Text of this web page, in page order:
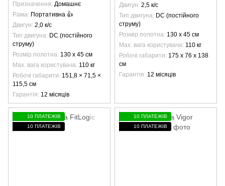
Призначення Домашнє
Рама Портативна 👍
Двигун 2,0 к/с
Тип двигуна DC (постійного
струму)
Розмір полотна 130 х 45 см
Max. вага користувача 110 кг
Робочі габарити 151,8 × 71,5 ×
115,5 см
Гарантія 12 місяців
Двигун 2,5 к/с
Тип двигуна DC (постійного
струму)
Розмір полотна 130 х 45 см
Max. вага користувача 110 кг
Робочі габарити 175 x 76 x 138
см
Гарантія 12 місяців
10 ПЛАТЕЖІВ
10 ПЛАТЕЖІВ
10 ПЛАТЕЖІВ
10 ПЛАТЕЖІВ